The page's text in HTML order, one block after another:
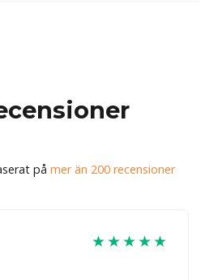
på mer än 200 recensioner
★★★★★